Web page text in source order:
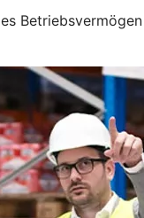
Betriebsvermögen